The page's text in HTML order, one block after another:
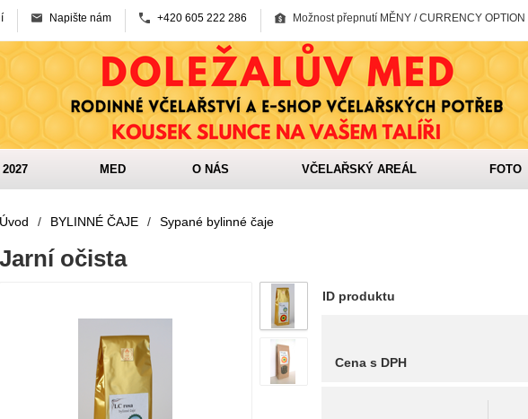
Napište nám +420 605 222 286 Možnost přepnutí MĚNY / CURRENCY OPTION
MED O NÁS VČELAŘSKÝ AREÁL FOTO
Úvod / BYLINNÉ ČAJE / Sypané bylinné čaje
Jarní očista
ID produktu
Cena s DPH